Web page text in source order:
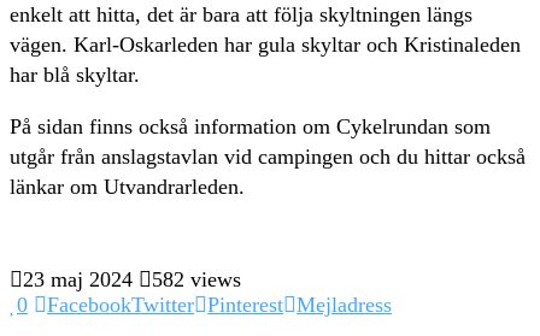
enkelt att hitta, det är bara att följa skyltningen längs
vägen. Karl-Oskarleden har gula skyltar och Kristinaleden
har blå skyltar.
På sidan finns också information om Cykelrundan som
utgår från anslagstavlan vid campingen och du hittar också
länkar om Utvandrarleden.
23 maj 2024
582 views
0
FacebookTwitter Pinterest Mejladress